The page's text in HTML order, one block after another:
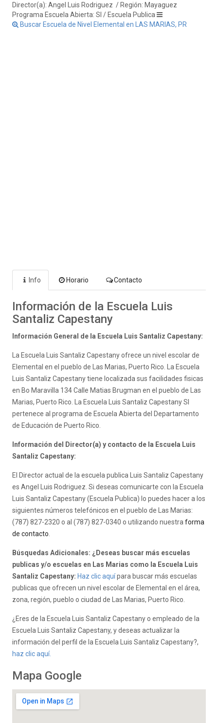
Director(a): Angel Luis Rodriguez / Región: Mayaguez
Programa Escuela Abierta: SI / Escuela Publica
Buscar Escuela de Nivel Elemental en LAS MARIAS, PR
Info Horario Contacto
Información de la Escuela Luis
Santaliz Capestany
Información General de la Escuela Luis Santaliz Capestany:
La Escuela Luis Santaliz Capestany ofrece un nivel escolar de
Elemental en el pueblo de Las Marias, Puerto Rico. La Escuela
Luis Santaliz Capestany tiene localizada sus facilidades fisicas
en Bo Maravilla 134 Calle Matias Brugman en el pueblo de Las
Marias, Puerto Rico. La Escuela Luis Santaliz Capestany SI
pertenece al programa de Escuela Abierta del Departamento
de Educación de Puerto Rico.
Información del Director(a) y contacto de la Escuela Luis
Santaliz Capestany:
El Director actual de la escuela publica Luis Santaliz Capestany
es Angel Luis Rodriguez. Si deseas comunicarte con la Escuela
Luis Santaliz Capestany (Escuela Publica) lo puedes hacer a los
siguientes números telefónicos en el pueblo de Las Marias:
(787) 827-2320 o al (787) 827-0340 o utilizando nuestra forma
de contacto
Búsquedas Adicionales: ¿Deseas buscar más escuelas
publicas y/o escuelas en Las Marias como la Escuela Luis
Santaliz Capestany: Haz clic aquípara buscar más escuelas
publicas que ofrecen un nivel escolar de Elemental en el área,
zona, región, pueblo o ciudad de Las Marias, Puerto Rico.
¿Eres de la Escuela Luis Santaliz Capestany o empleado de la
Escuela Luis Santaliz Capestany, y deseas actualizar la
información del perfil de la Escuela Luis Santaliz Capestany?,
haz clic aquí.
Mapa Google